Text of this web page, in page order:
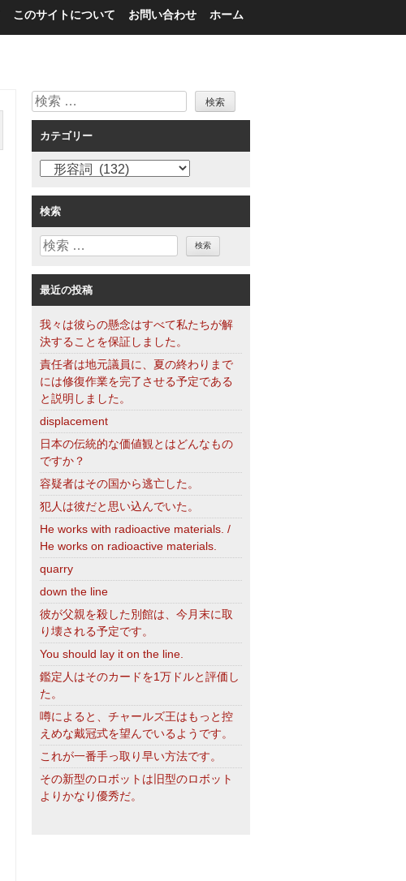
ホーム
お問い合わせ
このサイトについて
検
索
カテゴリー
ゴ
リ
ー
検索
検
最近の投稿
我々は彼らの懸念はすべて私たちが解
決することを保証しました。
責任者は地元議員に、夏の終わりまで
には修復作業を完了させる予定である
と説明しました。
displacement
日本の伝統的な価値観とはどんなもの
ですか？
容疑者はその国から逃亡した。
犯人は彼だと思い込んでいた。
He works with radioactive materials. /
He works on radioactive materials.
quarry
down the line
彼が父親を殺した別館は、今月末に取
り壊される予定です。
You should lay it on the line.
鑑定人はそのカードを1万ドルと評価し
た。
噂によると、チャールズ王はもっと控
えめな戴冠式を望んでいるようです。
これが一番手っ取り早い方法です。
その新型のロボットは旧型のロボット
よりかなり優秀だ。